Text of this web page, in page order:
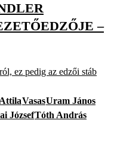
–
ez pedig az edzői stáb
VasasUram János
JózsefTóth András